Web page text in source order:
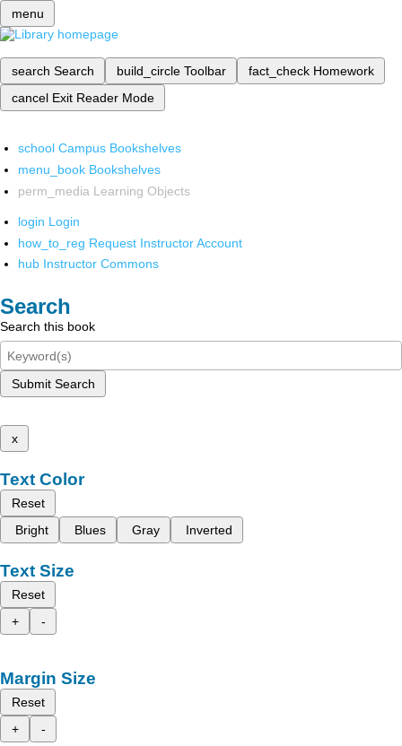
menu
search Search build_circle Toolbar fact_check Homework
cancel Exit Reader Mode
school Campus Bookshelves
menu_book Bookshelves
perm_media Learning Objects
login Login
how_to_reg Request Instructor Account
hub Instructor Commons
Search
Search this book
Submit Search
x
Text Color
Reset
Bright
Blues Gray Inverted
Text Size
Reset
+
-
Margin Size
Reset
+
-